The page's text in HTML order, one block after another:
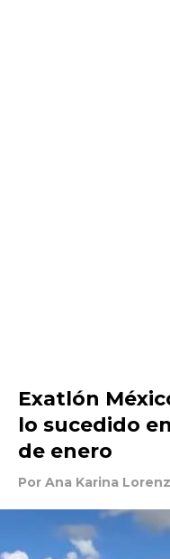
Exatlón
lo sucedido
de enero
Por Ana Karina